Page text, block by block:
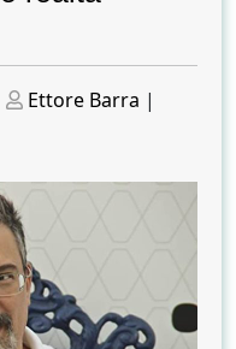
Posted
Ettore Barra |